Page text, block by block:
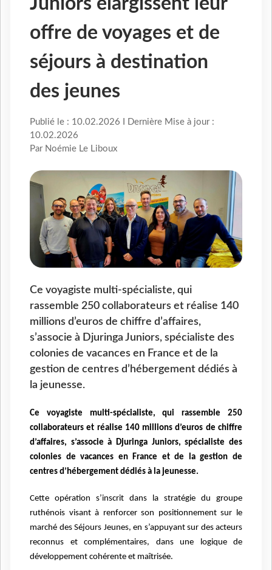
offre de voyages et de
séjours à destination
des jeunes
Publié le : 10.02.2026 I Dernière Mise à jour :
10.02.2026
Par Noémie Le Liboux
Ce voyagiste multi-spécialiste, qui
rassemble 250 collaborateurs et réalise 140
millions d’euros de chiffre d’affaires,
s’associe à Djuringa Juniors, spécialiste des
colonies de vacances en France et de la
gestion de centres d’hébergement dédiés à
la jeunesse.
Ce voyagiste multi-spécialiste, qui rassemble 250
collaborateurs et réalise 140 millions d’euros de chiffre
d’affaires, s’associe à Djuringa Juniors, spécialiste des
colonies de vacances en France et de la gestion de
centres d’hébergement dédiés à la jeunesse.
Cette opération s’inscrit dans la stratégie du groupe
ruthénois visant à renforcer son positionnement sur le
marché des Séjours Jeunes, en s’appuyant sur des acteurs
reconnus et complémentaires, dans une logique de
développement cohérente et maîtrisée.